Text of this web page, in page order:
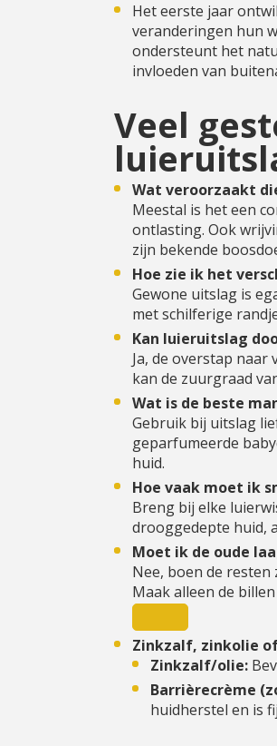
Het eerste jaar
veranderingen hun
ondersteunt het
invloeden van
Veel
Wat veroorzaakt
Meestal is het een
ontlasting. Ook
zijn bekende
Hoe zie ik het
Gewone uitslag is
met schilferige
Kan luieruitslag
Ja, de overstap
kan de zuurgraad
Wat is de beste
Gebruik bij uitslag
geparfumeerde
huid.
Hoe vaak moet ik
Breng bij elke
drooggedepte huid,
Moet ik de oude
Nee, boen de
Maak alleen de
Zinkzalf, zinkolie
Zinkzalf/olie:
Barrièrecrème
huidherstel en is